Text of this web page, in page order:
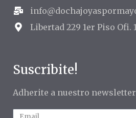
Libertad 229 1er Piso Ofi.
Suscribite!
Adherite a nuestro